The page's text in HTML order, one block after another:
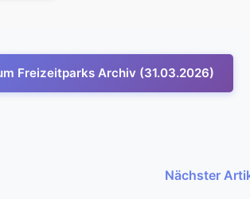
Freizeitparks Archiv (31.03.2026)
Nächster